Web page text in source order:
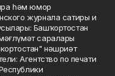
һәм юмор
журнала сатиры и
Башҡортостан
саралары
нәшриәт
Агентство по печати